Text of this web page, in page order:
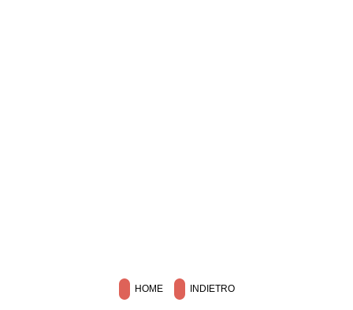
HOME INDIETRO